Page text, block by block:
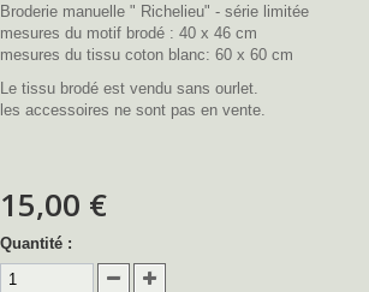
Broderie manuelle " Richelieu" - série limitée
mesures du motif brodé : 40 x 46 cm
mesures du tissu coton blanc: 60 x 60 cm
Le tissu brodé est vendu sans ourlet.
les accessoires ne sont pas en vente.
15,00 €
Quantité :